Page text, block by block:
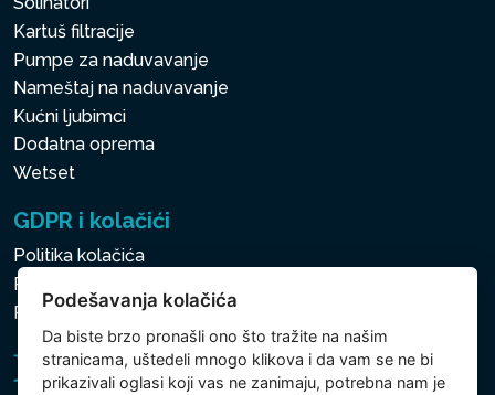
Kartuš filtracije
Pumpe za naduvavanje
Nameštaj na naduvavanje
Kućni ljubimci
Dodatna oprema
Wetset
GDPR i kolačići
Politika kolačića
Politika zaštite ličnih i drugih obrađivanih podataka
Podešavanja kolačića
Podešavanja kolačića
Da biste brzo pronašli ono što tražite na našim
stranicama, uštedeli mnogo klikova i da vam se ne bi
prikazivali oglasi koji vas ne zanimaju, potrebna nam je